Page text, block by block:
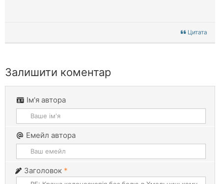
Цитата
Залишити коментар
Ім'я автора
Емейл автора
Заголовок *